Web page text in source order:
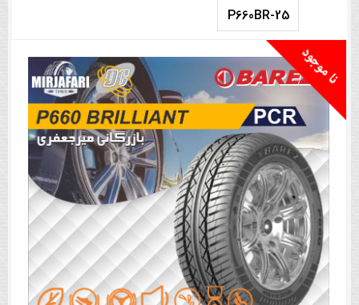
P660BR-25